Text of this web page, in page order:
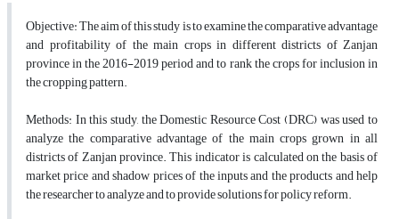
Objective: The aim of this study is to examine the comparative advantage
and profitability of the main crops in different districts of Zanjan
province in the 2016-2019 period and to rank the crops for inclusion in
the cropping pattern.
Methods: In this study, the Domestic Resource Cost (DRC) was used to
analyze the comparative advantage of the main crops grown in all
districts of Zanjan province. This indicator is calculated on the basis of
market price and shadow prices of the inputs and the products and help
the researcher to analyze and to provide solutions for policy reform.